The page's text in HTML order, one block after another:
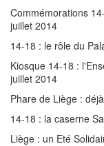
Commémorations
juillet 2014
14-18 : le rôle du
Kiosque 14-18 :
juillet 2014
Phare de Liège :
14-18 : la caserne
Liège : un Eté